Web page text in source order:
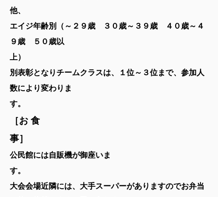
エイジ年齢別（～２９歳 ３０歳～３９歳 ４０歳～４
９歳 ５０歳以
上
別表彰となりチームクラスは、１位～３位まで、参加人
数により変わりま
す
［お 食
公民館には自販機が御座いま
大会会場近隣には、大手スーパーがありますのでお弁当